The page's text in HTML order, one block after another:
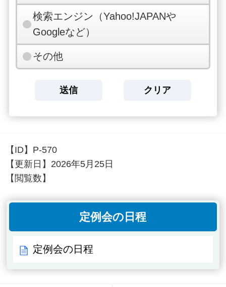
検索エンジン（Yahoo!JAPANや
Googleなど）
その他
【ID】 P-570
【更新日】 2026年5月25日
【閲覧数】
定例会の日程
定例会の日程